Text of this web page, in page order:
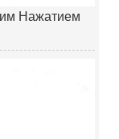
Нажатием